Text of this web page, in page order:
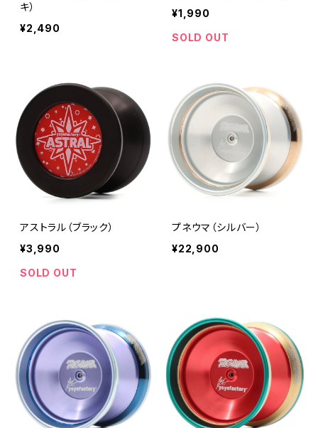
キ）
¥2,490
¥1,990
SOLD OUT
アストラル（ブラック）
¥3,990
SOLD OUT
プネウマ（シルバー）
¥22,900